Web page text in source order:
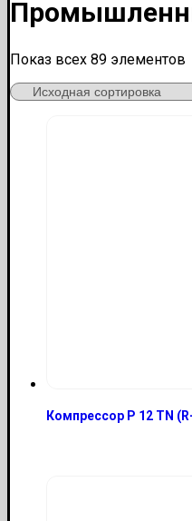
Показ всех 89 элементов
Компрессор P 12 TN